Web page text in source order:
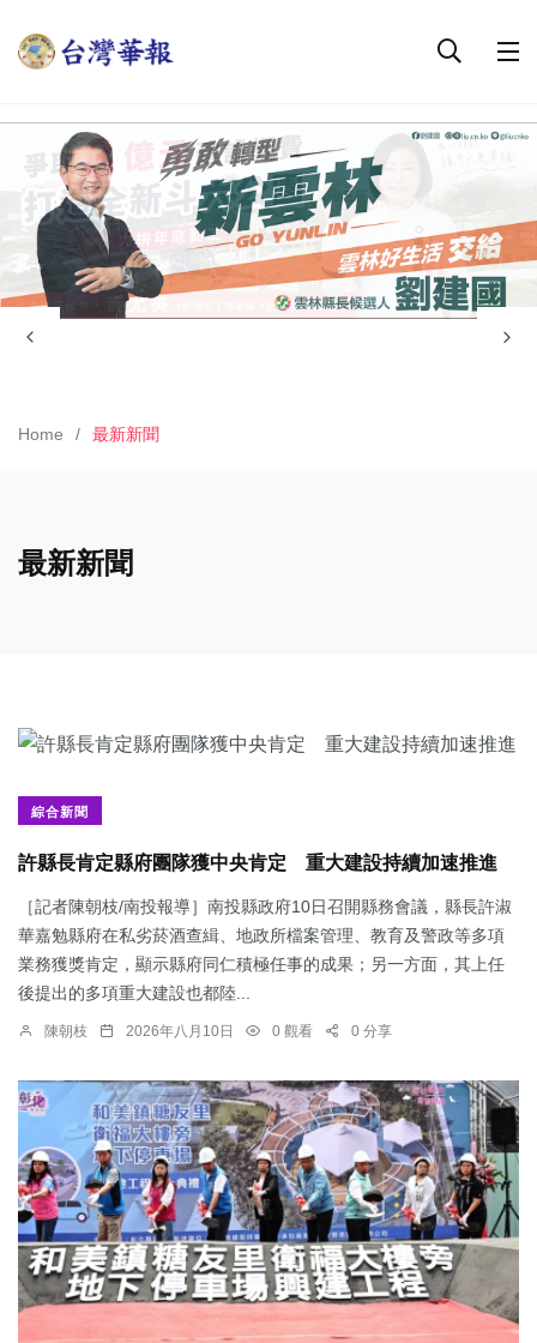
Home 最新新聞
最新新聞
綜合新聞
許縣長肯定縣府團隊獲中央肯定 重大建設持續加速推進
［記者陳朝枝/南投報導］南投縣政府10日召開縣務會議，縣長許淑
華嘉勉縣府在私劣菸酒查緝、地政所檔案管理、教育及警政等多項
業務獲獎肯定，顯示縣府同仁積極任事的成果；另一方面，其上任
後提出的多項重大建設也都陸...
陳朝枝 2026年八月10日 0 觀看 0 分享